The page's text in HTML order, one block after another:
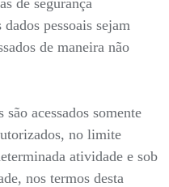
de segurança
pessoais sejam
de maneira não
acessados somente
no limite
atividade e sob
nos termos desta